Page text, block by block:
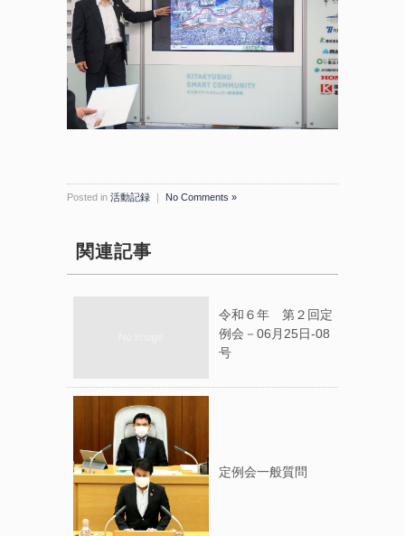
Posted in 活動記録 ｜ No Comments »
関連記事
令和６年 第２回定
例会－06月25日-08
号
定例会一般質問